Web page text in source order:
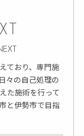
ており、専門施
々の自己処理の
た施術を行って
と伊勢市で目指